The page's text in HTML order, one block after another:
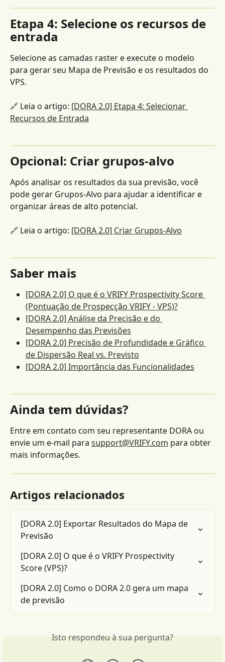
Etapa 4: Selecione os recursos de
entrada
Selecione as camadas raster e execute o modelo
para gerar seu Mapa de Previsão e os resultados do
VPS.
🔗 Leia o artigo: [DORA 2.0] Etapa 4: Selecionar
Recursos de Entrada
Opcional: Criar grupos-alvo
Após analisar os resultados da sua previsão, você
pode gerar Grupos-Alvo para ajudar a identificar e
organizar áreas de alto potencial.
🔗 Leia o artigo: [DORA 2.0] Criar Grupos-Alvo
Saber mais
[DORA 2.0] O que é o VRIFY Prospectivity Score
(Pontuação de Prospecção VRIFY - VPS)?
[DORA 2.0] Análise da Precisão e do
Desempenho das Previsões
[DORA 2.0] Precisão de Profundidade e Gráfico
de Dispersão Real vs. Previsto
[DORA 2.0] Importância das Funcionalidades
Ainda tem dúvidas?
Entre em contato com seu representante DORA ou
envie um e-mail para support@VRIFY.com para obter
mais informações.
Artigos relacionados
[DORA 2.0] Exportar Resultados do Mapa de
Previsão
[DORA 2.0] O que é o VRIFY Prospectivity
Score (VPS)?
[DORA 2.0] Como o DORA 2.0 gera um mapa
de previsão
Isto respondeu à sua pergunta?